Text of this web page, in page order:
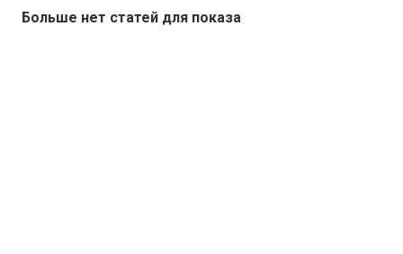
Больше нет статей для показа